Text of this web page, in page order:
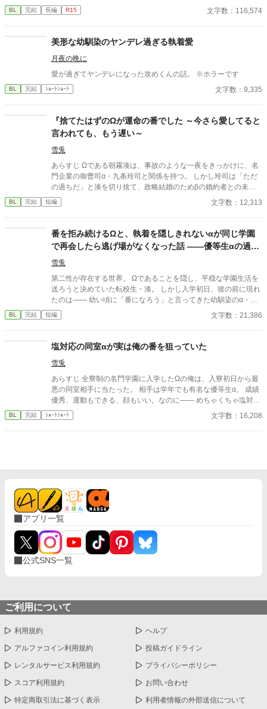
法に基づき、騎士団を辞めることを決意するセリル。上司である
第三王子・レオンハルトにそのことを告げて騎士団を去るが、特
戻ったセリルは、オメガになったことで見合い話を受けざるを得
ない立場に。見合いに全く乗り気でないセリルの元に、意外な人
物から婚約の申し入れが届く。それはかつての上司、レオンハル
トからの婚約の申し入れだった──
BL 完結 長編 R15 文字数：116,574
美形な幼馴染のヤンデレ過ぎる執着愛
月夜の晩に
愛が過ぎてヤンデレになった攻めくんの話。 ※ホラーです
BL 完結 ｼｮｰﾄｼｮｰﾄ 文字数：9,335
『捨てたはずのΩが運命の番でした ～今さら愛してると
言われても、もう遅い～
雪兎
あらすじ Ωである朝霧湊は、事故のような一夜をきっかけに、名
門企業の御曹司α・九条玲司と関係を持つ。 しかし玲司は「ただ
の過ちだ」と湊を切り捨て、政略結婚のためβの婚約者との未来
を選んだ。 深く傷ついた湊は、彼の前から姿を消す。 数か月後―
―。 湊の身体は、これまで誰も知らなかった希少な『遅咲きΩ』
たと知る。 「戻ってきてくれ」 今さら必死に追いかけてくる玲
司。 だが湊の隣には、自分を支え続けてくれた医師のα・神崎伊
織がいた。 「あなたは俺を捨てたでしょう」 後悔に苦しむα、執
着する第二のα、そして希少Ωを巡る陰謀。 もう二度と傷つきた
くないΩが最後に選ぶ相手とは――。 捨てた側の後悔と執着が加
速する、すれ違いオメガバースBL。
BL 完結 短編 文字数：12,313
番を拒み続けるΩと、執着を隠しきれないαが同じ学園
で再会したら逃げ場がなくなった話 ――優等生αの過保
護な束縛は恋か支配か
雪兎
第二性が存在する世界。 Ωであることを隠し、平穏な学園生活を
送ろうと決めていた転校生・湊。 しかし入学初日、彼の前に現れ
たのは―― 幼い頃に「番になろう」と言ってきた幼馴染のα・蓮
だった。 成績優秀、容姿端麗、生徒から絶大な信頼を集める完璧
なα。 だが湊だけが知っている。 彼が異常なほど執着深いこと
るだけだよ」 座席、時間割、交友関係、体調管理。 いつの間にか
整えられていく環境。 逃げ場のない距離。 番を拒みたいΩと、手
放す気のないα。 これは保護か、それとも束縛か。 閉じた学園の
中で、二人の関係は静かに歪み始める――。
BL 完結 短編 文字数：21,386
塩対応の同室αが実は俺の番を狙っていた
雪兎
あらすじ 全寮制の名門学園に入学したΩの俺は、入寮初日から最
悪の同室相手に当たった。 相手は学年でも有名な優等生α。 成績
優秀、運動もできる、顔もいい。なのに—— めちゃくちゃ塩対
応。 挨拶しても「……ああ」。 話しかけても「別に」。 距離も
近づけないし、なぜか妙に警戒されている気がする。 （俺、そん
ど―― 他のαが近づくと、さりげなく間に入る。 発情期が近いと
察すると、さりげなく世話を焼く。 そして時々、独占欲を隠しき
れない視線。 実は彼はずっと前から知っていた。 俺が、 自分の
運命の番かもしれないΩだということを。 だからこそ距離を取っ
ていた。 触れたら、もう止まれなくなるから。 だけど同室生活の
中で、 少しずつ、確実に距離は変わっていく。 塩対応の裏に隠さ
れていたのは―― 重すぎるほどの独占欲だった。
BL 完結 ｼｮｰﾄｼｮｰﾄ 文字数：16,208
アプリ一覧
公式SNS一覧
ご利用について
利用規約 ヘルプ
アルファコイン利用規約 投稿ガイドライン
レンタルサービス利用規約 プライバシーポリシー
スコア利用規約 お問い合わせ
特定商取引法に基づく表示 利用者情報の外部送信について